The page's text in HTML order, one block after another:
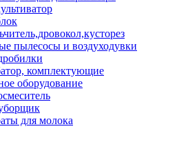
пылесосы и воздуходувки
комплектующие
оборудование
для молока